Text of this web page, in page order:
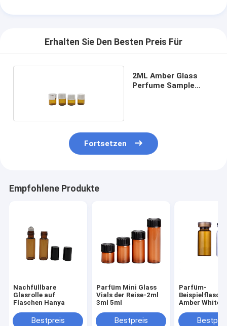
Erhalten Sie Den Besten Preis Für
2ML Amber Glass
Perfume Sample
Fortsetzen
Empfohlene Produkte
Nachfüllbare
Glasrolle auf
Flaschen Hanya
Bestpreis
Parfüm Mini Glass
Vials der Reise-2ml
3ml 5ml
Bestpreis
Parfüm-
Amber White
1.5ml 2ml